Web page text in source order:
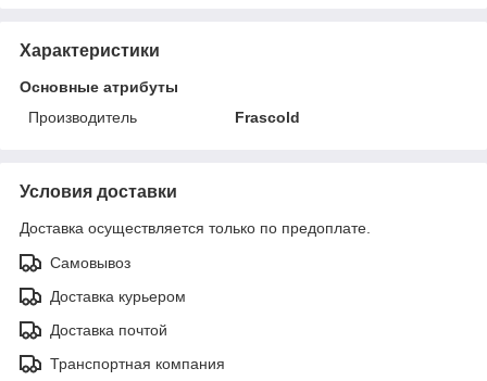
Характеристики
Основные атрибуты
Производитель
Frascold
Условия доставки
Доставка осуществляется только по предоплате.
Самовывоз
Доставка курьером
Доставка почтой
Транспортная компания